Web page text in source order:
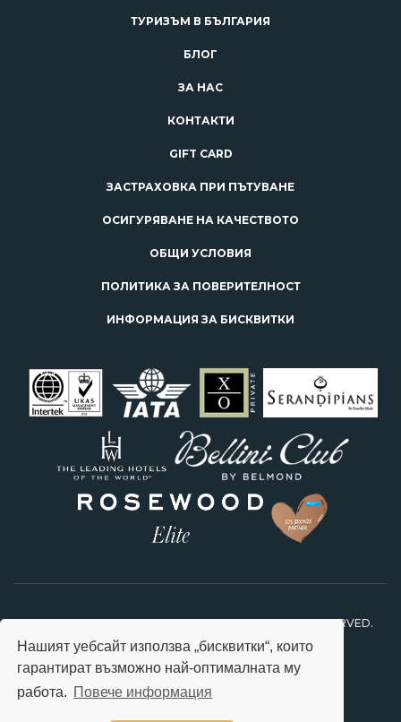
Нашият уебсайт използва „бисквитки“, които
гарантират възможно най-оптималната му
работа. Повече информация
ТУРИЗЪМ В БЪЛГАРИЯ
БЛОГ
ЗА НАС
КОНТАКТИ
GIFT CARD
ЗАСТРАХОВКА ПРИ ПЪТУВАНЕ
ОСИГУРЯВАНЕ НА КАЧЕСТВОТО
ОБЩИ УСЛОВИЯ
ПОЛИТИКА ЗА ПОВЕРИТЕЛНОСТ
ИНФОРМАЦИЯ ЗА БИСКВИТКИ
2026 © STARS TRAVEL FEEL SPECIAL. ALL RIGHTS RESERVED.